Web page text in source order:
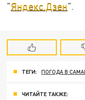
"Яндекс.Дзен".
ТЕГИ: ПОГОДА В
ЧИТАЙТЕ ТАКЖЕ: